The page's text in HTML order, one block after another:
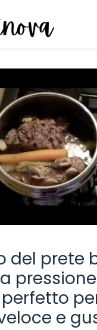
del prete
e